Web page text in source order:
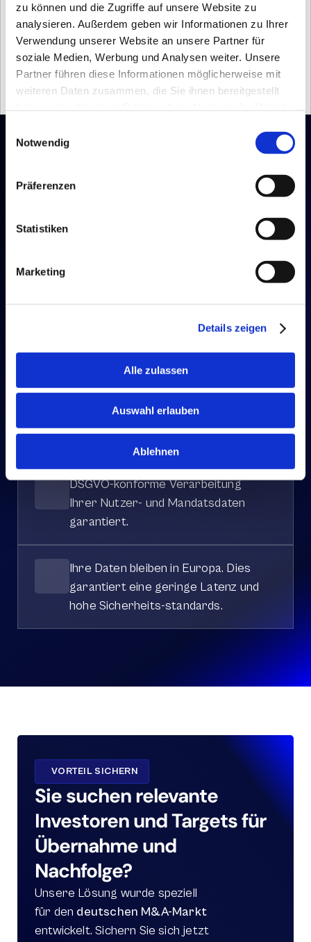
zu können und die Zugriffe auf unsere Website zu
analysieren. Außerdem geben wir Informationen zu Ihrer
Verwendung unserer Website an unsere Partner für
soziale Medien, Werbung und Analysen weiter. Unsere
Partner führen diese Informationen möglicherweise mit
weiteren Daten zusammen, die Sie ihnen bereitgestellt
Notwendig
Präferenzen
Statistiken
Marketing
Details zeigen
Alle zulassen
Auswahl erlauben
Ablehnen
DATENSICHERHEIT
Cloud-
Fortschrittliche Anonymisierungs-
techniken und regelmäßige
TÜV-zertifizierte Datenschutz-
Experten betreuen die Einhaltung
unserer Sicherheits-protokolle.
DSGVO-konforme Verarbeitung
Ihrer Nutzer- und Mandatsdaten
garantiert.
Ihre Daten bleiben in Europa. Dies
garantiert eine geringe Latenz und
hohe Sicherheits-standards.
VORTEIL SICHERN
Sie suchen relevante
Investoren und Targets für
Übernahme und
Nachfolge?
Unsere Lösung wurde speziell
für den deutschen M&A-Markt
entwickelt. Sichern Sie sich jetzt